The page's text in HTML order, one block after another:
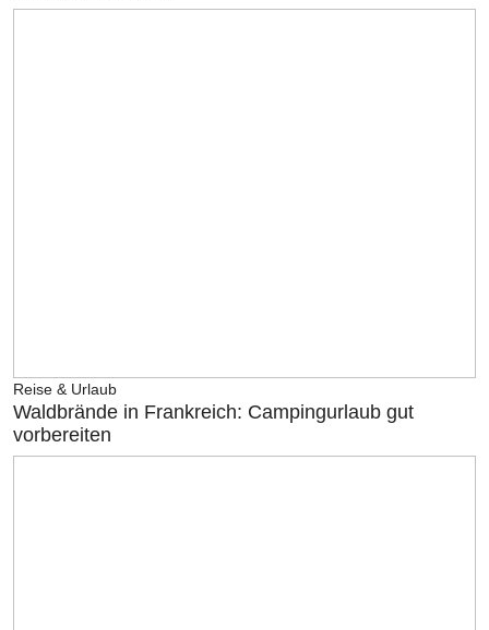
Reise & Urlaub
Waldbrände in Frankreich: Campingurlaub gut
vorbereiten